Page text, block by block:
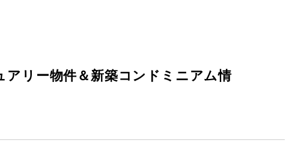
リー物件＆新築コンドミニアム情